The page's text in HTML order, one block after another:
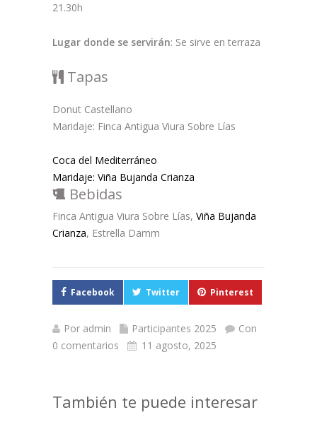
21.30h
Lugar donde se servirán: Se sirve en terraza
Tapas
Donut Castellano
Maridaje: Finca Antigua Viura Sobre Lías
Coca del Mediterráneo
Maridaje: Viña Bujanda Crianza
Bebidas
Finca Antigua Viura Sobre Lías, Viña Bujanda
Crianza, Estrella Damm
Facebook Twitter Pinterest
Por admin Participantes 2025
Con
0 comentarios
11 agosto, 2025
También te puede interesar